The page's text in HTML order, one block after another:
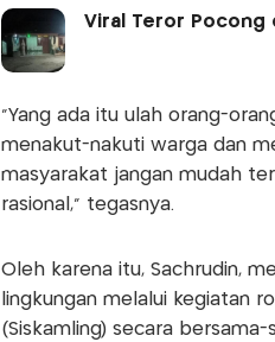
Viral Teror Pocong
“Yang ada itu ulah orang-
menakut-nakuti warga dan
masyarakat jangan mudah
rasional,” tegasnya.
Oleh karena itu, Sachrudin,
lingkungan melalui kegiatan
(Siskamling) secara bersama-